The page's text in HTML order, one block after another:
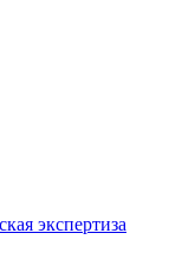
экспертиза